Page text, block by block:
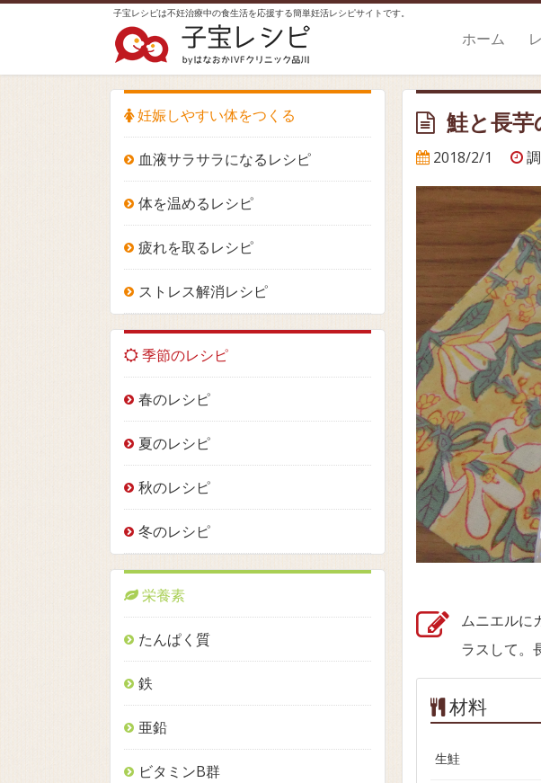
子宝レシピは不妊治療中の食生活を応援する簡単妊活レシピサイトです。
ホーム
鮭と長
2018/2/1
ムニエルに
ラスして。
材料
生鮭
妊娠しやすい体をつくる
血液サラサラになるレシピ
体を温めるレシピ
疲れを取るレシピ
ストレス解消レシピ
季節のレシピ
春のレシピ
夏のレシピ
秋のレシピ
冬のレシピ
栄養素
たんぱく質
鉄
亜鉛
ビタミンB群